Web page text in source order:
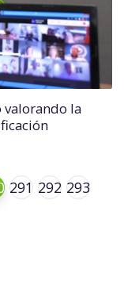
la
291 292 293